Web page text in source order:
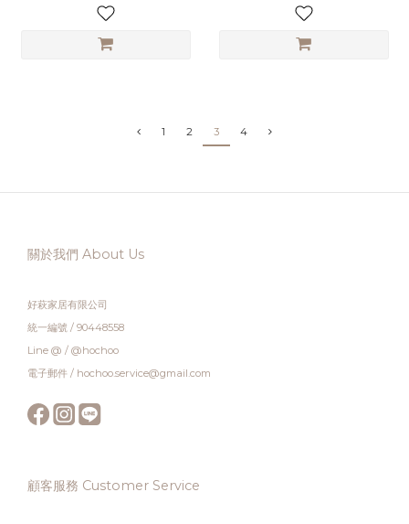
1 2 3 4
關於我們 About Us
好萩家居有限公司
統一編號 / 90448558
Line @ / @hochoo
電子郵件 / hochoo.service@gmail.com
顧客服務 Customer Service